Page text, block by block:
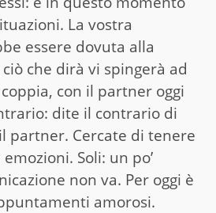
La vostra
essere dovuta alla
che dirà vi spingerà ad
con il partner oggi
dite il contrario di
partner. Cercate di tenere
Soli: un po’
non va. Per oggi è
amorosi.